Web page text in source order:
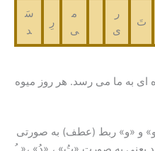
ی
سَ
می رسد. هر روز میوه
ربط (عطف) به صورتی